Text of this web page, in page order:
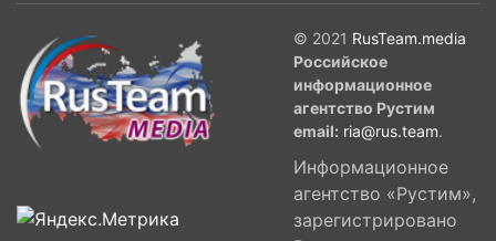
© 2021 RusTeam.media
Российское
информационное
агентство Рустим
email: ria@rus.team.
Информационное
агентство «Рустим»,
зарегистрировано